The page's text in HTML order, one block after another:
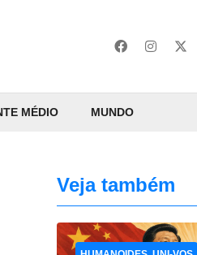
MÉDIO MUNDO
Veja também